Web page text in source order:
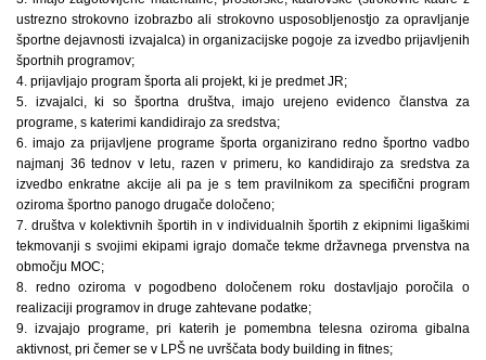
ustrezno strokovno izobrazbo ali strokovno usposobljenostjo za opravljanje
športne dejavnosti izvajalca) in organizacijske pogoje za izvedbo prijavljenih
športnih programov;
4. prijavljajo program športa ali projekt, ki je predmet JR;
5. izvajalci, ki so športna društva, imajo urejeno evidenco članstva za
programe, s katerimi kandidirajo za sredstva;
6. imajo za prijavljene programe športa organizirano redno športno vadbo
najmanj 36 tednov v letu, razen v primeru, ko kandidirajo za sredstva za
izvedbo enkratne akcije ali pa je s tem pravilnikom za specifični program
oziroma športno panogo drugače določeno;
7. društva v kolektivnih športih in v individualnih športih z ekipnimi ligaškimi
tekmovanji s svojimi ekipami igrajo domače tekme državnega prvenstva na
območju MOC;
8. redno oziroma v pogodbeno določenem roku dostavljajo poročila o
realizaciji programov in druge zahtevane podatke;
9. izvajajo programe, pri katerih je pomembna telesna oziroma gibalna
aktivnost, pri čemer se v LPŠ ne uvrščata body building in fitnes;